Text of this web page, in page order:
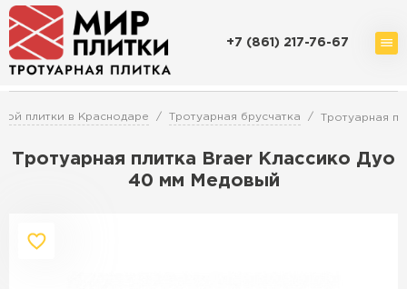
+7 (861) 217-76-67
плитки в Краснодаре Тротуарная брусчатка Тротуарная
Тротуарная плитка Braer Классико Дуо
40 мм Медовый